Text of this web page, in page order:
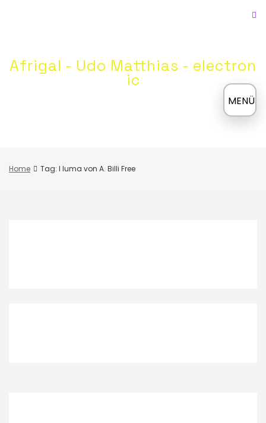
Afrigal - Udo Matthias - electron
ic
Home Tag: I luma von A. Billi Free
≡
MENÜ